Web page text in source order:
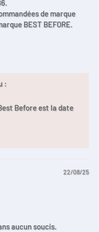
de marque
BEST BEFORE.
:
Before est la date
22/08/25
aucun soucis.